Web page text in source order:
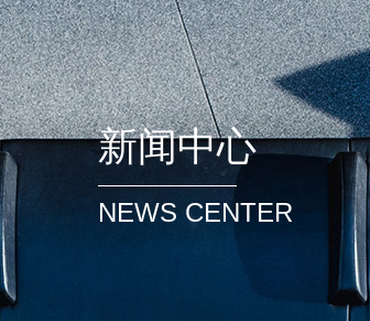
新闻中心
NEWS CENTER